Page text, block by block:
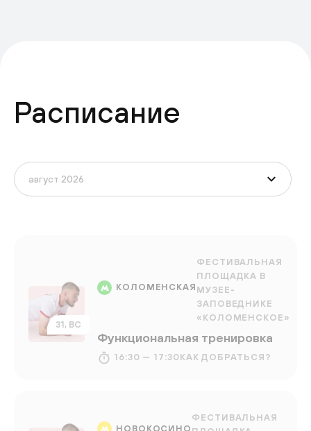
Расписание
31, ВС
КОЛОМЕНСКАЯ
ФЕСТИВАЛЬНАЯ
ПЛОЩАДКА В
МУЗЕЕ-
ЗАПОВЕДНИКЕ
«КОЛОМЕНСКОЕ»
Функциональная тренировка
16:30 — 17:30КАК ДОБРАТЬСЯ?
НОВОКОСИНО
ФЕСТИВАЛЬНАЯ